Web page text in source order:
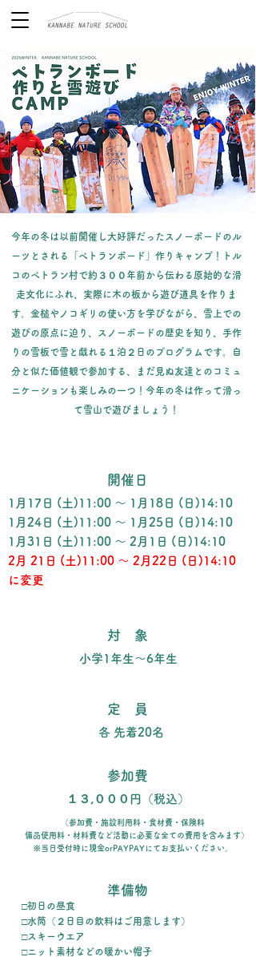
今年の冬は以前開催し大好評だったスノーボードのル
ーツとされる「ペトランボード」作りキャンプ！トル
コのペトラン村で約３００年前から伝わる原始的な滑
走文化にふれ、実際に木の板から遊び道具を作りま
す。金槌やノコギリの使い方を学びながら、雪上での
遊びの原点に迫り、スノーボードの歴史を知り、手作
りの雪板で雪と戯れる１泊２日のプログラムです。自
分と似た価値観で参加する、まだ見ぬ友達とのコミュ
ニケーションも楽しみの一つ！今年の冬は作って滑っ
て雪山で遊びましょう！
開催日
1月17日 (土)11:00 ～ 1月18日 (日)14:10
1月24日 (土)11:00 ～ 1月25日 (日)14:10
1月31日 (土)11:00 ～ 2月1日 (日)14:10
2月 21日 (土)11:00 ～ 2月22日 (日)14:10
に変更
対 象
小学1年生～6年生
定 員
各 先着20名
参加費
１３,０００円（税込）
（参加費・施設利用料・食材費・保険料
備品使用料・材料費など活動に必要な全ての費用を含みます）
​※当日受付時に現金orPAYPAYにてお支払いください。
​準備物
□初日の昼食
□水筒（２日目の飲料はご用意します）
□スキーウエア
□ニット素材などの暖かい帽子